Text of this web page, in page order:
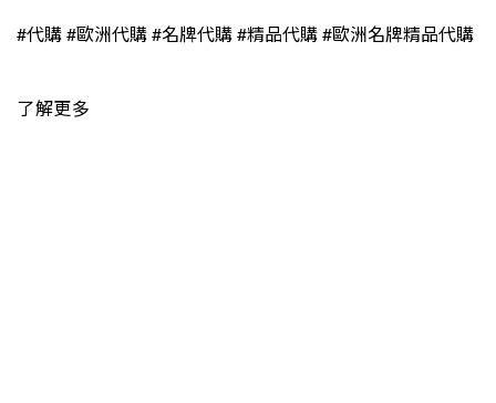
#代購 #歐洲代購 #名牌代購 #精品代購 #歐洲名牌精品代購
了解更多